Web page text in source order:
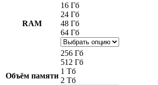
RAM
16 Гб
24 Гб
48 Гб
64 Гб
Объём памяти
256 Гб
512 Гб
1 Тб
2 Тб